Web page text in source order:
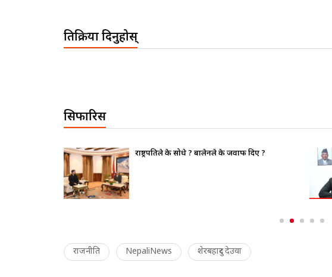
प्रतिक्रिया दिनुहोस्
सिफारिस
राष्ट्रपतिले के सोधे ? बालेनले के जवाफ दिए ?
राजनीति NepaliNews शेरबहादुर देउवा